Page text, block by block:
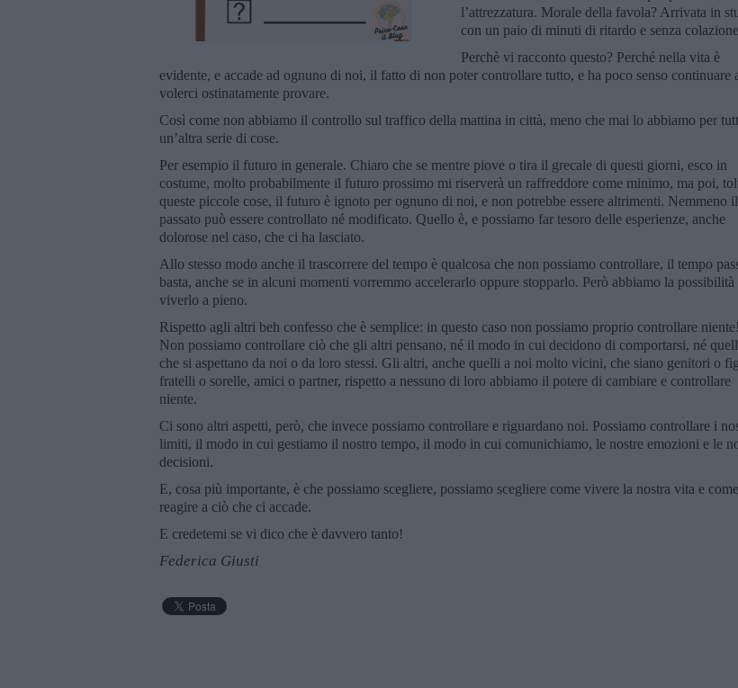
l’attrezzatura. Morale della favola? Arrivata in
con un paio di minuti di ritardo e senza
Perchè vi racconto questo? Perché nella vita è
evidente, e accade ad ognuno di noi, il fatto di non poter controllare tutto, e ha poco senso continuare
volerci ostinatamente provare.
Così come non abbiamo il controllo sul traffico della mattina in città, meno che mai lo abbiamo per
un’altra serie di cose.
Per esempio il futuro in generale. Chiaro che se mentre piove o tira il grecale di questi giorni, esco in
costume, molto probabilmente il futuro prossimo mi riserverà un raffreddore come minimo, ma poi,
queste piccole cose, il futuro è ignoto per ognuno di noi, e non potrebbe essere altrimenti. Nemmeno il
passato può essere controllato né modificato. Quello è, e possiamo far tesoro delle esperienze, anche
dolorose nel caso, che ci ha lasciato.
Allo stesso modo anche il trascorrere del tempo è qualcosa che non possiamo controllare, il tempo
basta, anche se in alcuni momenti vorremmo accelerarlo oppure stopparlo. Però abbiamo la possibilità
viverlo a pieno.
Rispetto agli altri beh confesso che è semplice: in questo caso non possiamo proprio controllare niente!
Non possiamo controllare ciò che gli altri pensano, né il modo in cui decidono di comportarsi, né
che si aspettano da noi o da loro stessi. Gli altri, anche quelli a noi molto vicini, che siano genitori o
fratelli o sorelle, amici o partner, rispetto a nessuno di loro abbiamo il potere di cambiare e controllare
niente.
Ci sono altri aspetti, però, che invece possiamo controllare e riguardano noi. Possiamo controllare i
limiti, il modo in cui gestiamo il nostro tempo, il modo in cui comunichiamo, le nostre emozioni e le
decisioni.
E, cosa più importante, è che possiamo scegliere, possiamo scegliere come vivere la nostra vita e come
reagire a ciò che ci accade.
E credetemi se vi dico che è davvero tanto!
Federica Giusti